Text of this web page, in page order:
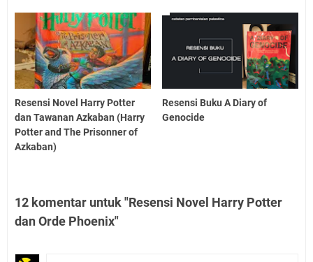
Resensi Novel Harry Potter
dan Tawanan Azkaban (Harry
Potter and The Prisonner of
Azkaban)
Resensi Buku A Diary of
Genocide
12 komentar untuk "Resensi Novel Harry Potter
dan Orde Phoenix"